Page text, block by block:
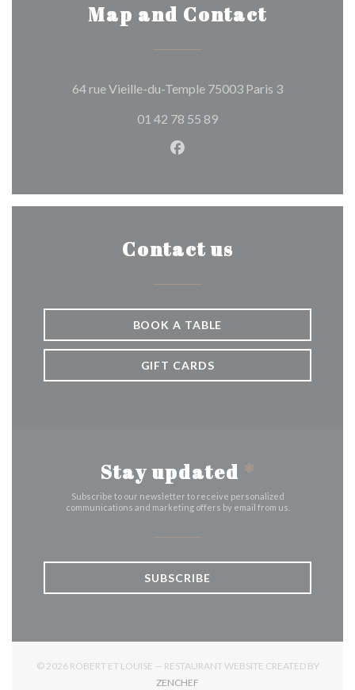
Map and Contact
64 rue Vieille-du-Temple 75003 Paris 3((opens in a
01 42 78 55 89
Facebook ((opens in a new
Contact us
BOOK A TABLE
GIFT CARDS
Stay updated *
Subscribe to our newsletter to receive personalized
communications and marketing offers by email from us.
SUBSCRIBE
© 2026 ROBERT ET LOUISE — RESTAURANT WEBSITE CREATED BY
ZENCHEF